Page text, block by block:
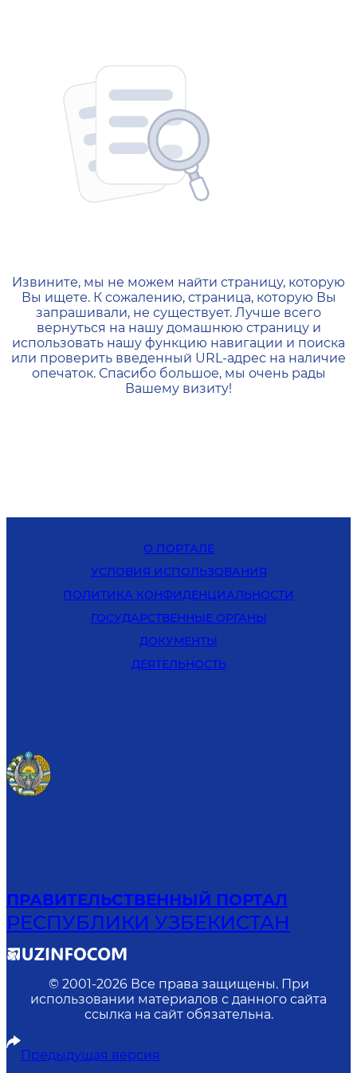
404 — Страница не
Извините, мы не можем найти страницу, которую
Вы ищете. К сожалению, страница, которую Вы
запрашивали, не существует. Лучше всего
вернуться на нашу домашнюю страницу и
использовать нашу функцию навигации и поиска
или проверить введенный URL-адрес на наличие
опечаток. Спасибо большое, мы очень рады
Вашему визиту!
О ПОРТАЛЕ
УСЛОВИЯ ИСПОЛЬЗОВАНИЯ
ПОЛИТИКА КОНФИДЕНЦИАЛЬНОСТИ
ГОСУДАРСТВЕННЫЕ ОРГАНЫ
ДОКУМЕНТЫ
ДЕЯТЕЛЬНОСТЬ
ПРАВИТЕЛЬСТВЕННЫЙ ПОРТАЛ
РЕСПУБЛИКИ УЗБЕКИСТАН
© 2001-2026 Все права защищены. При
использовании материалов с данного сайта
ссылка на сайт обязательна.
Предыдущая версия